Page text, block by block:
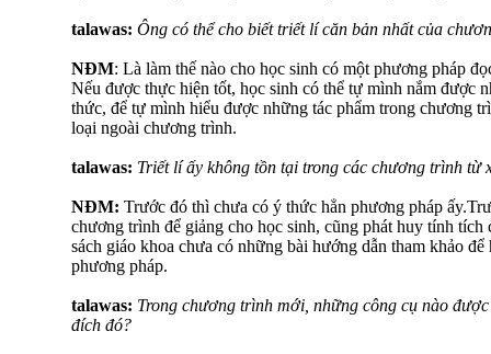
talawas: Ông có thể cho biết triết lí căn bản nhất của
NĐM: Là làm thế nào cho học sinh có một phương pháp
Nếu được thực hiện tốt, học sinh có thể tự mình nắm được
thức, để tự mình hiểu được những tác phẩm trong chương
loại ngoài chương trình.
talawas: Triết lí ấy không tồn tại trong các chương trình từ
NĐM: Trước đó thì chưa có ý thức hẳn phương pháp
chương trình để giảng cho học sinh, cũng phát huy tính
sách giáo khoa chưa có những bài hướng dẫn tham khảo
phương pháp.
talawas: Trong chương trình mới, những công cụ nào
đích đó?